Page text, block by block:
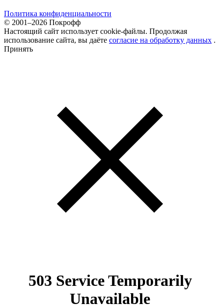
Политика конфиденциальности
© 2001–2026 Покрофф
Настоящий сайт использует cookie-файлы. Продолжая
использование сайта, вы даёте согласие на обработку данных .
Принять